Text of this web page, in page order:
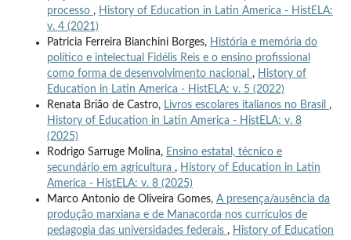
processo , History of Education in Latin America - HistELA:
v. 4 (2021)
Patricia Ferreira Bianchini Borges, História e memória do
político e intelectual Fidélis Reis e o ensino profissional
como forma de desenvolvimento nacional , History of
Education in Latin America - HistELA: v. 5 (2022)
Renata Brião de Castro, Livros escolares italianos no Brasil ,
History of Education in Latin America - HistELA: v. 8
(2025)
Rodrigo Sarruge Molina, Ensino estatal, técnico e
secundário em agricultura , History of Education in Latin
America - HistELA: v. 8 (2025)
Marco Antonio de Oliveira Gomes, A presença/ausência da
produção marxiana e de Manacorda nos currículos de
pedagogia das universidades federais , History of Education